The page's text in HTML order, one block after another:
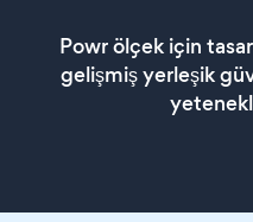
Powr ölçek için
gelişmiş yerleşik